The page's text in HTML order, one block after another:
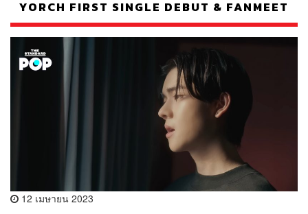
YORCH FIRST SINGLE DEBUT & FANMEET
12 เมษายน 2023